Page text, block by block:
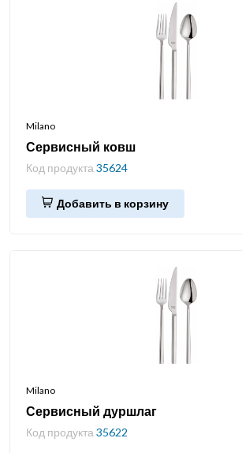
Milano
Сервисный ковш
Код продукта 35624
Добавить в корзину
Milano
Сервисный дуршлаг
Код продукта 35622